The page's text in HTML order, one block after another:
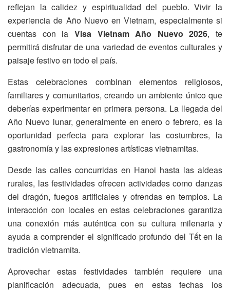
reflejan la calidez y espiritualidad del pueblo. Vivir la
experiencia de Año Nuevo en Vietnam, especialmente si
cuentas con la Visa Vietnam Año Nuevo 2026, te
permitirá disfrutar de una variedad de eventos culturales y
paisaje festivo en todo el país.
Estas celebraciones combinan elementos religiosos,
familiares y comunitarios, creando un ambiente único que
deberías experimentar en primera persona. La llegada del
Año Nuevo lunar, generalmente en enero o febrero, es la
oportunidad perfecta para explorar las costumbres, la
gastronomía y las expresiones artísticas vietnamitas.
Desde las calles concurridas en Hanoi hasta las aldeas
rurales, las festividades ofrecen actividades como danzas
del dragón, fuegos artificiales y ofrendas en templos. La
interacción con locales en estas celebraciones garantiza
una conexión más auténtica con su cultura milenaria y
ayuda a comprender el significado profundo del Tết en la
tradición vietnamita.
Aprovechar estas festividades también requiere una
planificación adecuada, pues en estas fechas los